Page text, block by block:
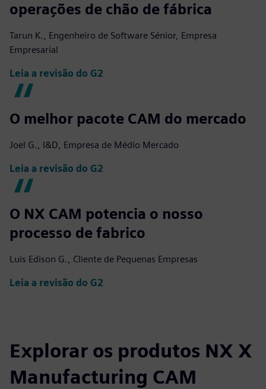
operações de chão de fábrica
Tarun K., Engenheiro de Software Sénior, Empresa
Empresarial
Leia a revisão do G2
O melhor pacote CAM do mercado
Joel G., I&D, Empresa de Médio Mercado
Leia a revisão do G2
O NX CAM potencia o nosso
processo de fabrico
Luis Edison G., Cliente de Pequenas Empresas
Leia a revisão do G2
Explorar os produtos NX X
Manufacturing CAM